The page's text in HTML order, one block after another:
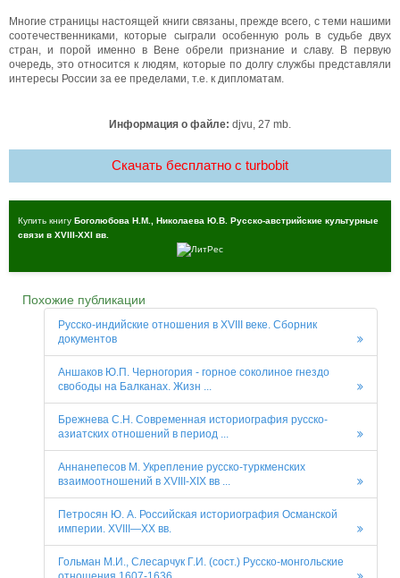
Многие страницы настоящей книги связаны, прежде всего, с теми нашими
соотечественниками, которые сыграли особенную роль в судьбе двух
стран, и порой именно в Вене обрели признание и славу. В первую
очередь, это относится к людям, которые по долгу службы представляли
интересы России за ее пределами, т.е. к дипломатам.
Информация о файле: djvu, 27 mb.
Скачать бесплатно c turbobit
Купить книгу Боголюбова Н.М., Николаева Ю.В. Русско-австрийские культурные
связи в XVIII-XXI вв.
Похожие публикации
Русско-индийские отношения в XVIII веке. Сборник
документов
Аншаков Ю.П. Черногория - горное соколиное гнездо
свободы на Балканах. Жизн ...
Брежнева С.Н. Современная историография русско-
азиатских отношений в период ...
Аннанепесов М. Укрепление русско-туркменских
взаимоотношений в XVIII-XIX вв ...
Петросян Ю. А. Российская историография Османской
империи. XVIII—XX вв.
Гольман М.И., Слесарчук Г.И. (сост.) Русско-монгольские